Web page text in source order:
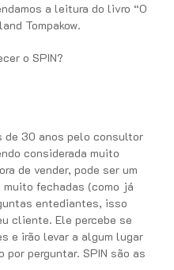
a leitura do livro “O
Tompakow.
o SPIN?
de 30 anos pelo consultor
considerada muito
de vender, pode ser um
fechadas (como já
entediantes, isso
cliente. Ele percebe se
e irão levar a algum lugar
perguntar. SPIN são as